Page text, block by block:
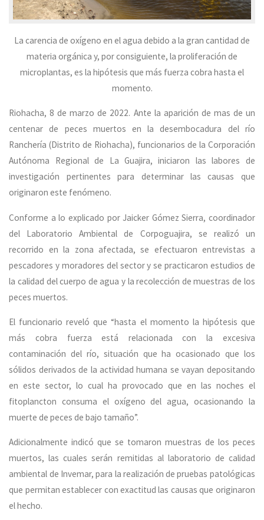
La carencia de oxígeno en el agua debido a la gran cantidad de
materia orgánica y, por consiguiente, la proliferación de
microplantas, es la hipótesis que más fuerza cobra hasta el
momento.
Riohacha, 8 de marzo de 2022. Ante la aparición de mas de un
centenar de peces muertos en la desembocadura del río
Ranchería (Distrito de Riohacha), funcionarios de la Corporación
Autónoma Regional de La Guajira, iniciaron las labores de
investigación pertinentes para determinar las causas que
originaron este fenómeno.
Conforme a lo explicado por Jaicker Gómez Sierra, coordinador
del Laboratorio Ambiental de Corpoguajira, se realizó un
recorrido en la zona afectada, se efectuaron entrevistas a
pescadores y moradores del sector y se practicaron estudios de
la calidad del cuerpo de agua y la recolección de muestras de los
peces muertos.
El funcionario reveló que “hasta el momento la hipótesis que
más cobra fuerza está relacionada con la excesiva
contaminación del río, situación que ha ocasionado que los
sólidos derivados de la actividad humana se vayan depositando
en este sector, lo cual ha provocado que en las noches el
fitoplancton consuma el oxígeno del agua, ocasionando la
muerte de peces de bajo tamaño”.
Adicionalmente indicó que se tomaron muestras de los peces
muertos, las cuales serán remitidas al laboratorio de calidad
ambiental de Invemar, para la realización de pruebas patológicas
que permitan establecer con exactitud las causas que originaron
el hecho.